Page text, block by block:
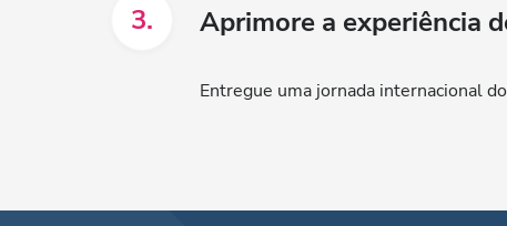
3. Aprimore a experiência
Entregue uma jornada internacional